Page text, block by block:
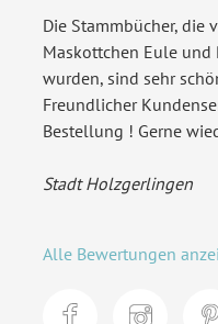
Die Stammbücher, die
Maskottchen Eule und
wurden, sind sehr
Freundlicher
Bestellung ! Gerne
Stadt Holzgerlingen
Alle Bewertungen